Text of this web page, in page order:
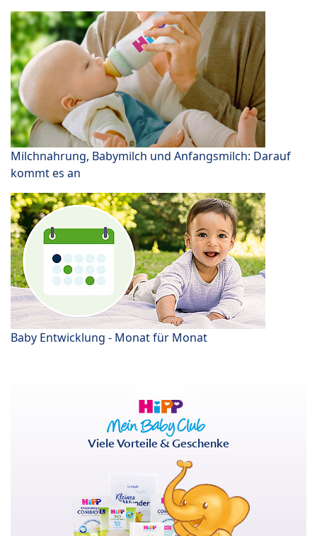
Milchnahrung, Babymilch und Anfangsmilch: Darauf
kommt es an
Baby Entwicklung - Monat für Monat
Viele Vorteile & Geschenke